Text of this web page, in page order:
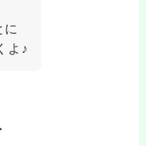
に
よ♪